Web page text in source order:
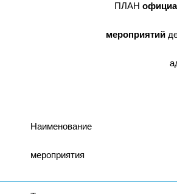
ПЛАН
мероприятий
Наименование
мероприятия